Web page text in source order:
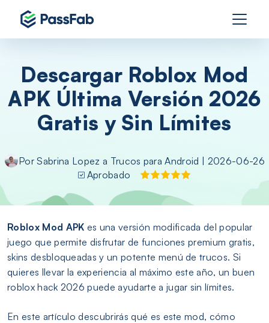
Descargar Roblox Mod
APK Última Versión 2026
Gratis y Sin Límites
PorSabrina Lopez a Trucos para Android
| 2026-06-26
Aprobado
Roblox Mod APK es una versión modificada del popular
juego que permite disfrutar de funciones premium gratis,
skins desbloqueadas y un potente menú de trucos. Si
quieres llevar la experiencia al máximo este año, un buen
roblox hack 2026 puede ayudarte a jugar sin límites.
En este artículo descubrirás qué es este mod, cómo